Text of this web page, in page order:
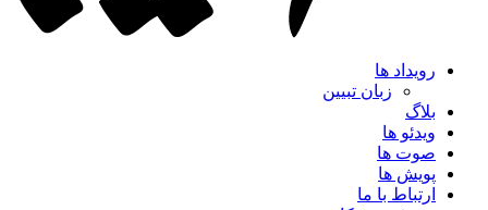
رویداد ها
زبان تبیین
بلاگ
ویدئو ها
صوت ها
پویش ها
ارتباط با ما